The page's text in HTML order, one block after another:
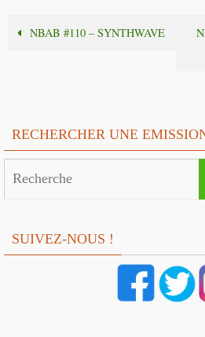
NBAB #110 – SYNTHWAVE
RECHERCHER UNE
SUIVEZ-NOUS !